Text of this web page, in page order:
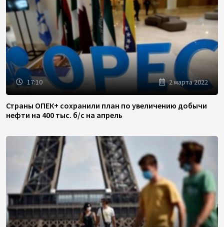
17:10 2 марта 2022
Страны ОПЕК+ сохранили план по увеличению добычи
нефти на 400 тыс. б/с на апрель